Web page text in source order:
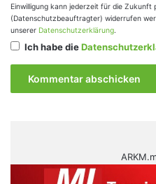
Einwilligung kann jederzeit für die Zukunft
(Datenschutzbeauftragter) widerrufen
unserer Datenschutzerklärung.
Ich habe die